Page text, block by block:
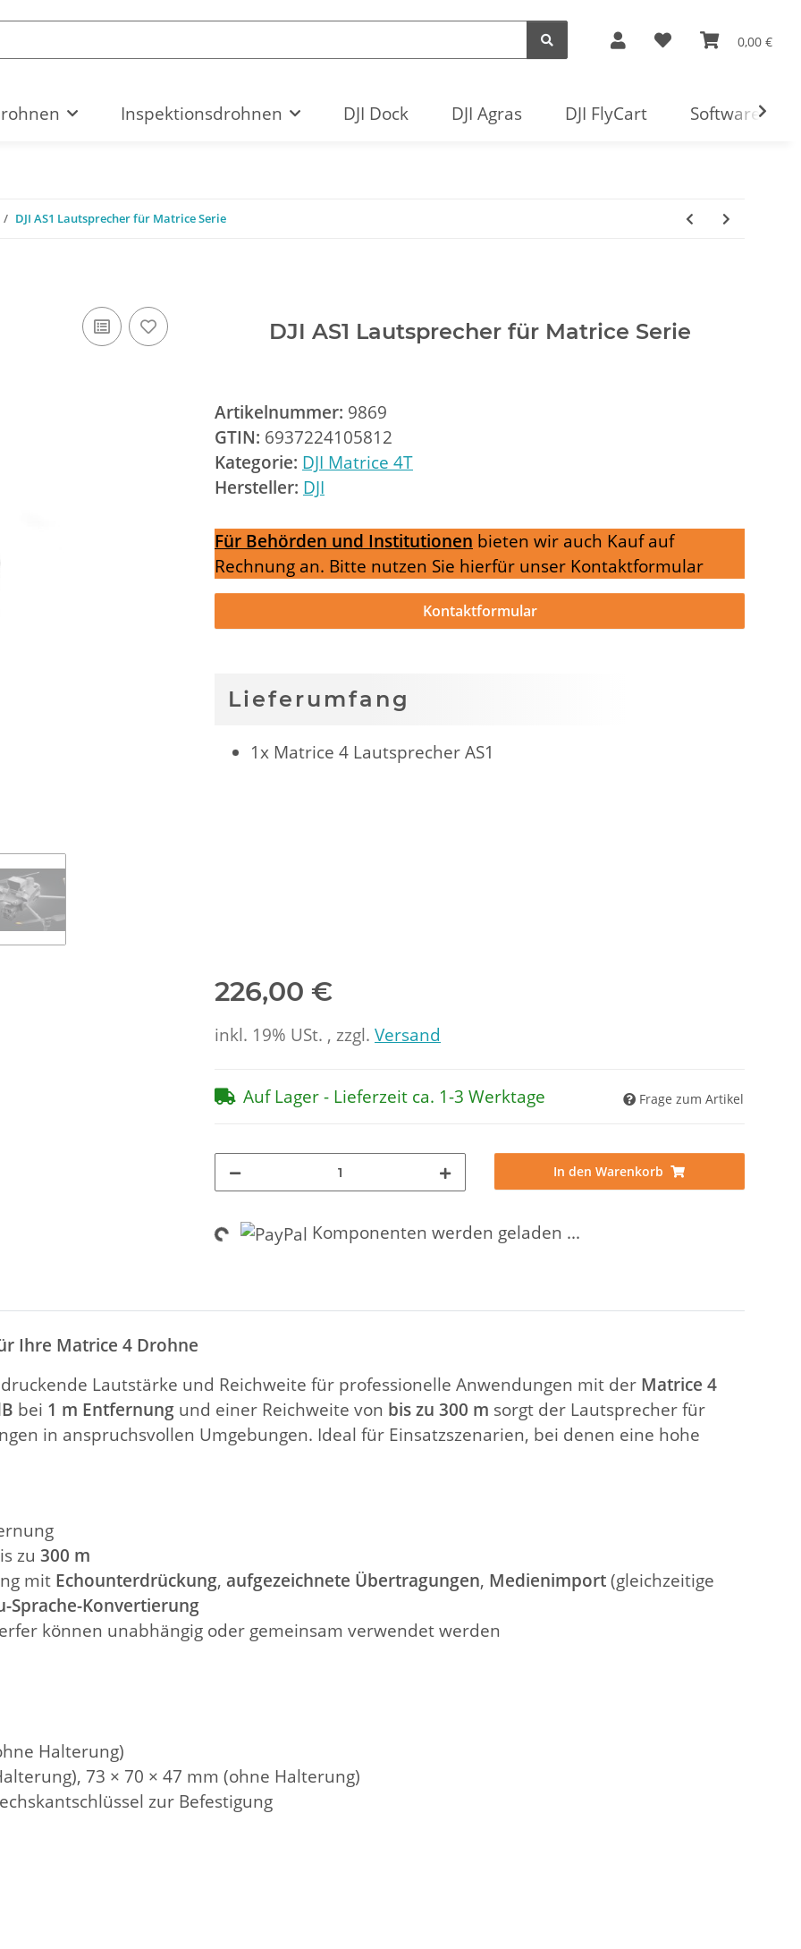
0,00 €
Inspektionsdrohnen DJI Dock DJI Agras DJI FlyCart Software
DJI AS1 Lautsprecher für Matrice Serie
DJI AS1 Lautsprecher für Matrice Serie
Artikelnummer: 9869
GTIN: 6937224105812
Kategorie: DJI Matrice 4T
Hersteller: DJI
Für Behörden und Institutionen bieten wir auch Kauf auf
Rechnung an. Bitte nutzen Sie hierfür unser Kontaktformular
Kontaktformular
Lieferumfang
1x Matrice 4 Lautsprecher AS1
226,00 €
inkl. 19% USt. , zzgl. Versand
Auf Lager - Lieferzeit ca. 1-3 Werktage Frage zum Artikel
In den Warenkorb
Loading... Komponenten werden geladen ...
Ihre Matrice 4 Drohne
Lautstärke und Reichweite für professionelle Anwendungen mit der Matrice 4
bei 1 m Entfernung und einer Reichweite von bis zu 300 m sorgt der Lautsprecher für
in anspruchsvollen Umgebungen. Ideal für Einsatzszenarien, bei denen eine hohe
zu 300 m
mit Echounterdrückung, aufgezeichnete Übertragungen, Medienimport(gleichzeitige
Sprache-Konvertierung
können unabhängig oder gemeinsam verwendet werden
Halterung)
73 × 70 × 47 mm (ohne Halterung)
zur Befestigung